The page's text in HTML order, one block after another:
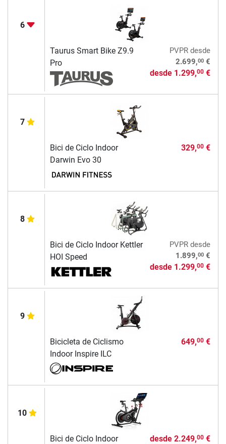
6
Taurus Smart Bike Z9.9
Pro
PVPRdesde
2.699,00€
desde 1.299,00€
7
Bici de Ciclo Indoor
Darwin Evo 30
329,00€
8
Bici de Ciclo Indoor Kettler
HOI Speed
PVPRdesde
1.899,00€
desde 1.299,00€
9
Bicicleta de Ciclismo
Indoor Inspire ILC
649,00€
10
Bici de Ciclo Indoor
desde 2.249,00€